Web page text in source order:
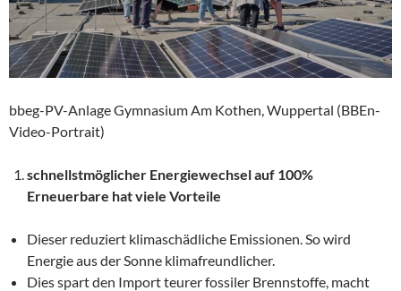
bbeg-PV-Anlage Gymnasium Am Kothen, Wuppertal (BBEn-
Video-Portrait)
schnellstmöglicher Energiewechsel auf 100%
Erneuerbare hat viele Vorteile
Dieser reduziert klimaschädliche Emissionen. So wird
Energie aus der Sonne klimafreundlicher.
Dies spart den Import teurer fossiler Brennstoffe, macht